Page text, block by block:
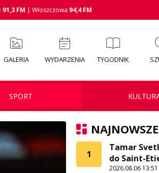
91,3 FM | Włoszczowa 94,4 FM
GALERIA WYDARZENIA TYGODNIK
SPORT
NAJNOWSZE
1
Tamar
do Saint-
2026.08.06 13:51